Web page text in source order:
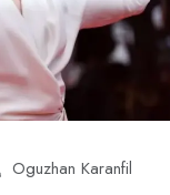
Oguzhan Karanfil